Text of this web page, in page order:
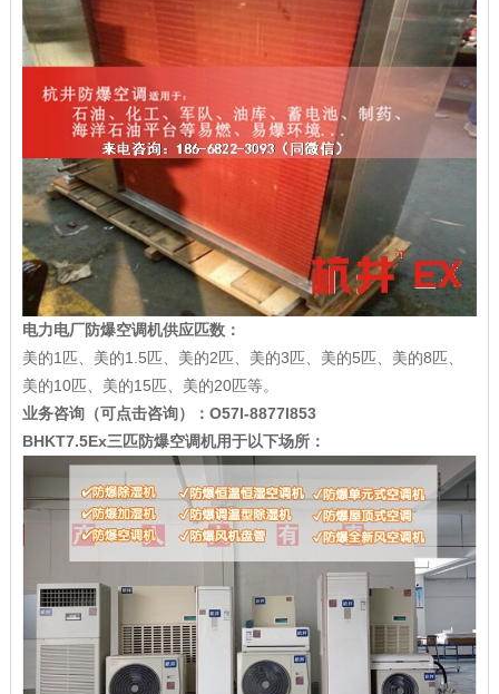
电力电厂防爆空调机供应匹数：
美的1匹、美的1.5匹、美的2匹、美的3匹、美的5匹、美的8匹、
美的10匹、美的15匹、美的20匹等。
业务咨询（可点击咨询）： O57l-8877l853
BHKT7.5Ex三匹防爆空调机用于以下场所：